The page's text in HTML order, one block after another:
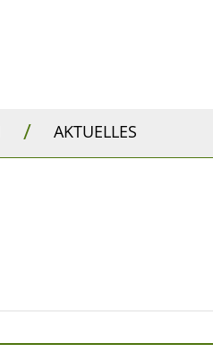
/ AKTUELLES